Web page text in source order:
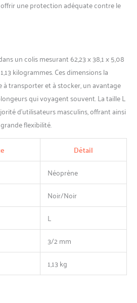
une protection adéquate contre le
un colis mesurant 62,23 x 38,1 x 5,08
kilogrammes. Ces dimensions la
transporter et à stocker, un avantage
qui voyagent souvent. La taille L
d’utilisateurs masculins, offrant ainsi
flexibilité.
Détail
Néoprène
Noir/Noir
L
3/2 mm
1,13 kg